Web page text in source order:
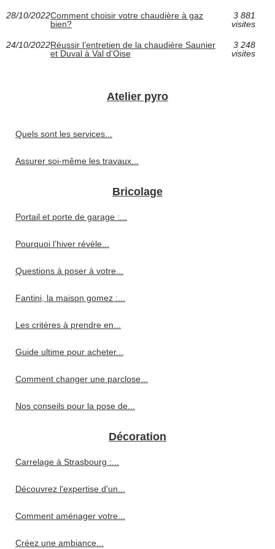
28/10/2022Comment choisir votre chaudière à gaz
bien?
3 881
visites
24/10/2022Réussir l’entretien de la chaudière Saunier
et Duval à Val d'Oise
3 248
visites
Atelier pyro
Quels sont les services...
Assurer soi-même les travaux...
Bricolage
Portail et porte de garage :...
Pourquoi l’hiver révèle...
Questions à poser à votre...
Fantini, la maison gomez :...
Les critères à prendre en...
Guide ultime pour acheter...
Comment changer une parclose...
Nos conseils pour la pose de...
Décoration
Carrelage à Strasbourg :...
Découvrez l'expertise d'un...
Comment aménager votre...
Créez une ambiance...